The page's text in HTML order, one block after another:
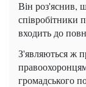
Він роз'яснив,
співробітники
входить до
З'являються ж
громадського